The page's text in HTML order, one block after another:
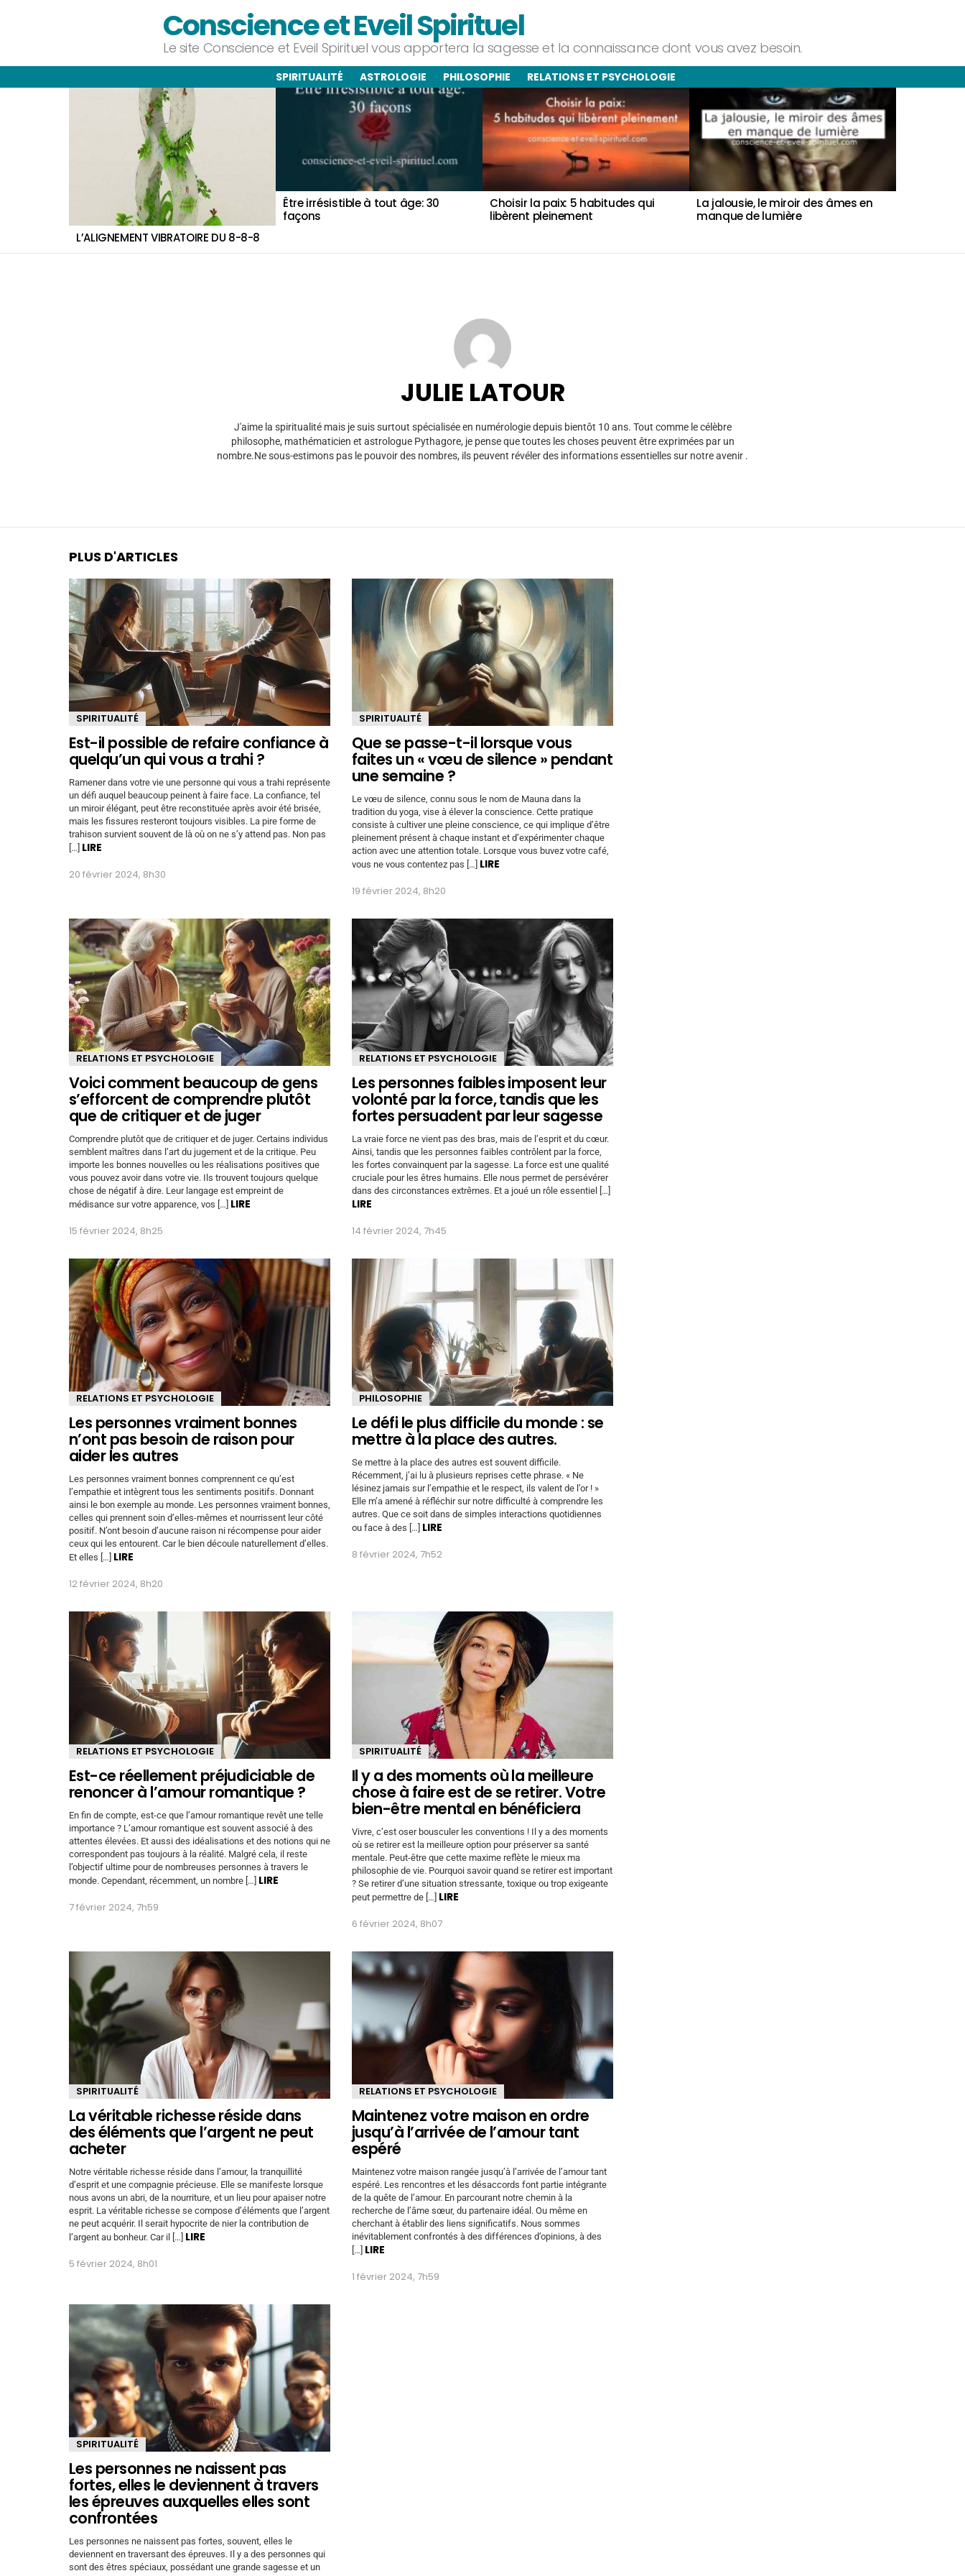
Conscience et Eveil Spirituel
Le site Conscience et Eveil Spirituel vous apportera la sagesse et la connaissance dont vous avez besoin.
SPIRITUALITÉ ASTROLOGIE PHILOSOPHIE RELATIONS ET PSYCHOLOGIE
L’ALIGNEMENT VIBRATOIRE DU 8-8-8
Être irrésistible à tout âge: 30
façons
Choisir la paix: 5 habitudes qui
libèrent pleinement
La jalousie, le miroir des âmes en
manque de lumière
JULIE LATOUR
J'aime la spiritualité mais je suis surtout spécialisée en numérologie depuis bientôt 10 ans. Tout comme le célèbre
philosophe, mathématicien et astrologue Pythagore, je pense que toutes les choses peuvent être exprimées par un
nombre.Ne sous-estimons pas le pouvoir des nombres, ils peuvent révéler des informations essentielles sur notre avenir .
PLUS D'ARTICLES
SPIRITUALITÉ
Est-il possible de refaire confiance à
quelqu’un qui vous a trahi ?
Ramener dans votre vie une personne qui vous a trahi représente
un défi auquel beaucoup peinent à faire face. La confiance, tel
un miroir élégant, peut être reconstituée après avoir été brisée,
mais les fissures resteront toujours visibles. La pire forme de
trahison survient souvent de là où on ne s’y attend pas. Non pas
[…] LIRE
20 février 2024, 8h30
SPIRITUALITÉ
Que se passe-t-il lorsque vous
faites un « vœu de silence » pendant
une semaine ?
Le vœu de silence, connu sous le nom de Mauna dans la
tradition du yoga, vise à élever la conscience. Cette pratique
consiste à cultiver une pleine conscience, ce qui implique d’être
pleinement présent à chaque instant et d’expérimenter chaque
action avec une attention totale. Lorsque vous buvez votre café,
vous ne vous contentez pas […] LIRE
19 février 2024, 8h20
RELATIONS ET PSYCHOLOGIE
Voici comment beaucoup de gens
s’efforcent de comprendre plutôt
que de critiquer et de juger
Comprendre plutôt que de critiquer et de juger. Certains individus
semblent maîtres dans l’art du jugement et de la critique. Peu
importe les bonnes nouvelles ou les réalisations positives que
vous pouvez avoir dans votre vie. Ils trouvent toujours quelque
chose de négatif à dire. Leur langage est empreint de
médisance sur votre apparence, vos […] LIRE
15 février 2024, 8h25
RELATIONS ET PSYCHOLOGIE
Les personnes faibles imposent leur
volonté par la force, tandis que les
fortes persuadent par leur sagesse
La vraie force ne vient pas des bras, mais de l’esprit et du cœur.
Ainsi, tandis que les personnes faibles contrôlent par la force,
les fortes convainquent par la sagesse. La force est une qualité
cruciale pour les êtres humains. Elle nous permet de persévérer
dans des circonstances extrêmes. Et a joué un rôle essentiel […]
LIRE
14 février 2024, 7h45
RELATIONS ET PSYCHOLOGIE
Les personnes vraiment bonnes
n’ont pas besoin de raison pour
aider les autres
Les personnes vraiment bonnes comprennent ce qu’est
l’empathie et intègrent tous les sentiments positifs. Donnant
ainsi le bon exemple au monde. Les personnes vraiment bonnes,
celles qui prennent soin d’elles-mêmes et nourrissent leur côté
positif. N’ont besoin d’aucune raison ni récompense pour aider
ceux qui les entourent. Car le bien découle naturellement d’elles.
Et elles […] LIRE
12 février 2024, 8h20
PHILOSOPHIE
Le défi le plus difficile du monde : se
mettre à la place des autres.
Se mettre à la place des autres est souvent difficile.
Récemment, j’ai lu à plusieurs reprises cette phrase. « Ne
lésinez jamais sur l’empathie et le respect, ils valent de l’or ! »
Elle m’a amené à réfléchir sur notre difficulté à comprendre les
autres. Que ce soit dans de simples interactions quotidiennes
ou face à des […] LIRE
8 février 2024, 7h52
RELATIONS ET PSYCHOLOGIE
Est-ce réellement préjudiciable de
renoncer à l’amour romantique ?
En fin de compte, est-ce que l’amour romantique revêt une telle
importance ? L’amour romantique est souvent associé à des
attentes élevées. Et aussi des idéalisations et des notions qui ne
correspondent pas toujours à la réalité. Malgré cela, il reste
l’objectif ultime pour de nombreuses personnes à travers le
monde. Cependant, récemment, un nombre […] LIRE
7 février 2024, 7h59
SPIRITUALITÉ
Il y a des moments où la meilleure
chose à faire est de se retirer. Votre
bien-être mental en bénéficiera
Vivre, c’est oser bousculer les conventions ! Il y a des moments
où se retirer est la meilleure option pour préserver sa santé
mentale. Peut-être que cette maxime reflète le mieux ma
philosophie de vie. Pourquoi savoir quand se retirer est important
? Se retirer d’une situation stressante, toxique ou trop exigeante
peut permettre de […] LIRE
6 février 2024, 8h07
SPIRITUALITÉ
La véritable richesse réside dans
des éléments que l’argent ne peut
acheter
Notre véritable richesse réside dans l’amour, la tranquillité
d’esprit et une compagnie précieuse. Elle se manifeste lorsque
nous avons un abri, de la nourriture, et un lieu pour apaiser notre
esprit. La véritable richesse se compose d’éléments que l’argent
ne peut acquérir. Il serait hypocrite de nier la contribution de
l’argent au bonheur. Car il […] LIRE
5 février 2024, 8h01
RELATIONS ET PSYCHOLOGIE
Maintenez votre maison en ordre
jusqu’à l’arrivée de l’amour tant
espéré
Maintenez votre maison rangée jusqu’à l’arrivée de l’amour tant
espéré. Les rencontres et les désaccords font partie intégrante
de la quête de l’amour. En parcourant notre chemin à la
recherche de l’âme sœur, du partenaire idéal. Ou même en
cherchant à établir des liens significatifs. Nous sommes
inévitablement confrontés à des différences d’opinions, à des
[…] LIRE
1 février 2024, 7h59
SPIRITUALITÉ
Les personnes ne naissent pas
fortes, elles le deviennent à travers
les épreuves auxquelles elles sont
confrontées
Les personnes ne naissent pas fortes, souvent, elles le
deviennent en traversant des épreuves. Il y a des personnes qui
sont des êtres spéciaux, possédant une grande sagesse et un